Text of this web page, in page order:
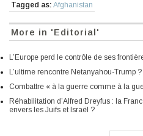
Tagged as: Afghanistan
More in 'Editorial'
L’Europe perd le contrôle de ses
L’ultime rencontre Netanyahou-Trump ?
Combattre « à la guerre comme à la
Réhabilitation d’Alfred Dreyfus : la
envers les Juifs et Israël ?